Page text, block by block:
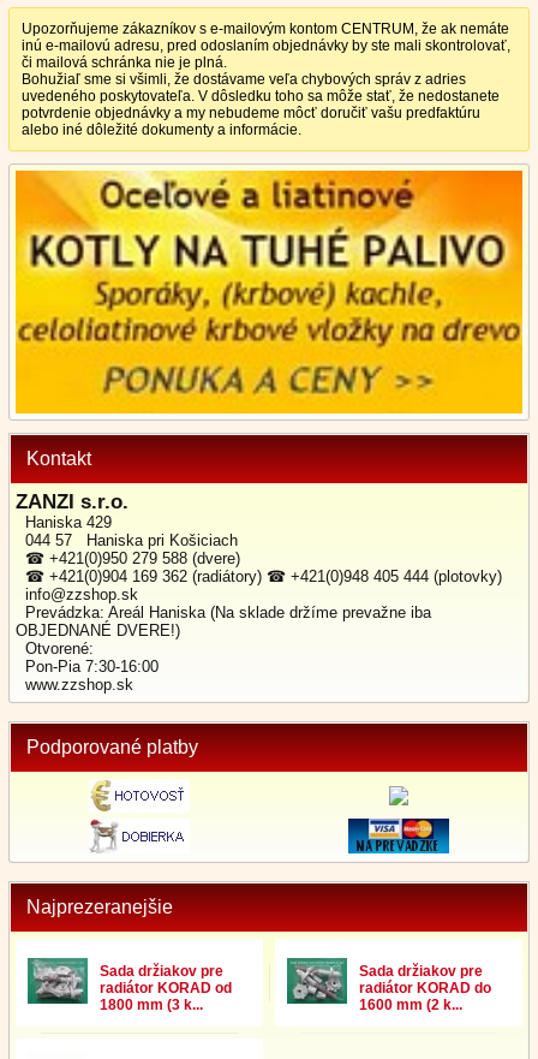
Upozorňujeme zákazníkov s e-mailovým kontom CENTRUM, že ak nemáte
inú e-mailovú adresu, pred odoslaním objednávky by ste mali skontrolovať,
či mailová schránka nie je plná.
Bohužiaľ sme si všimli, že dostávame veľa chybových správ z adries
uvedeného poskytovateľa. V dôsledku toho sa môže stať, že nedostanete
potvrdenie objednávky a my nebudeme môcť doručiť vašu predfaktúru
alebo iné dôležité dokumenty a informácie.
Kontakt
ZANZI s.r.o.
Haniska 429
044 57 Haniska pri Košiciach
☎ +421(0)950 279 588 (dvere)
☎ +421(0)904 169 362 (radiátory) ☎ +421(0)948 405 444 (plotovky)
info@zzshop.sk
Prevádzka: Areál Haniska (Na sklade držíme prevažne iba
OBJEDNANÉ DVERE!)
Otvorené:
Pon-Pia 7:30-16:00
www.zzshop.sk
Podporované platby
Najprezeranejšie
Sada držiakov pre
radiátor KORAD od
1800 mm (3 k...
Sada držiakov pre
radiátor KORAD do
1600 mm (2 k...